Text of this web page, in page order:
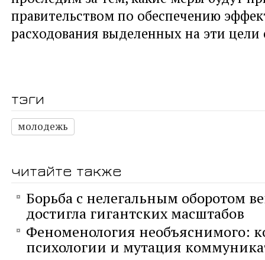
правительством по обеспечению
расходования выделенных на эти цели
тэги
молодежь
читайте также
Борьба с нелегальным оборотом
достигла гигантских масштабов
Феноменология необъяснимого:
психологии и мутация